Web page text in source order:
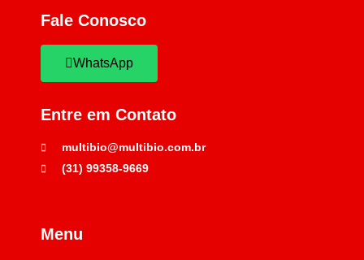
Fale Conosco
WhatsApp
Entre em Contato
multibio@multibio.com.br
(31) 99358-9669
Menu